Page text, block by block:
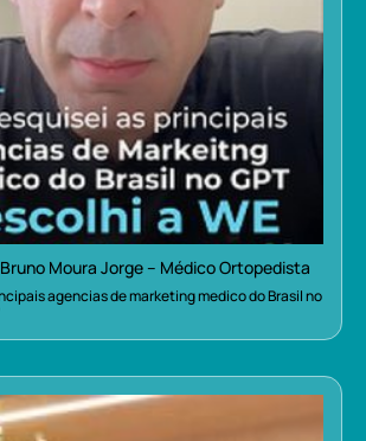
Moura Jorge – Médico Ortopedista
agencias de marketing medico do Brasil no